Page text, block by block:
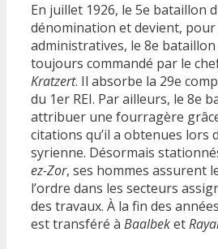
En juillet 1926, le 5e bataillon
dénomination et devient, pour
administratives, le 8e bataillon
toujours commandé par le
Kratzert. Il absorbe la 29e
du 1er REI. Par ailleurs, le 8e
attribuer une fourragère
citations qu’il a obtenues lors
syrienne. Désormais
ez-Zor, ses hommes assurent
l’ordre dans les secteurs
des travaux. À la fin des
est transféré à Baalbeket